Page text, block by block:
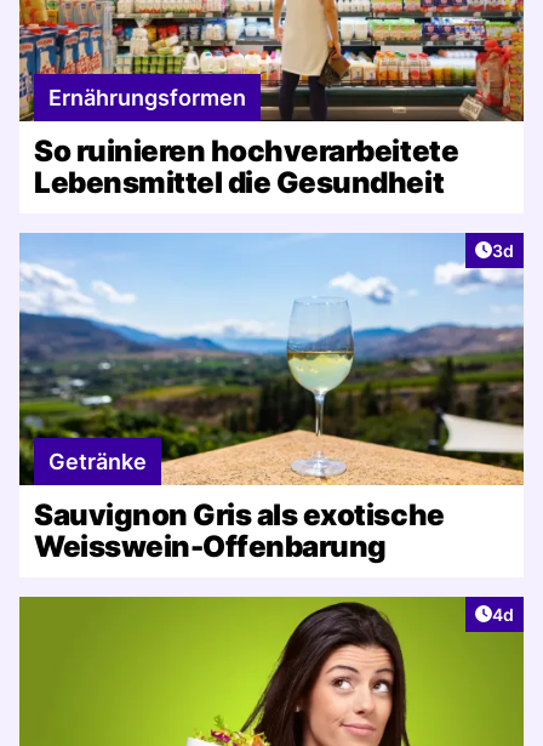
Ernährungsformen
So ruinieren hochverarbeitete
Lebensmittel die Gesundheit
3d
Getränke
Sauvignon Gris als exotische
Weisswein-Offenbarung
4d